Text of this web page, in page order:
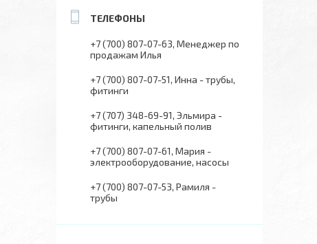
+7 (700) 807-07-63 Менеджер по
продажам Илья
+7 (700) 807-07-51 Инна - трубы,
фитинги
+7 (707) 348-69-91 Эльмира -
фитинги, капельный полив
+7 (700) 807-07-61 Мария -
электрооборудование, насосы
+7 (700) 807-07-53 Рамиля -
трубы